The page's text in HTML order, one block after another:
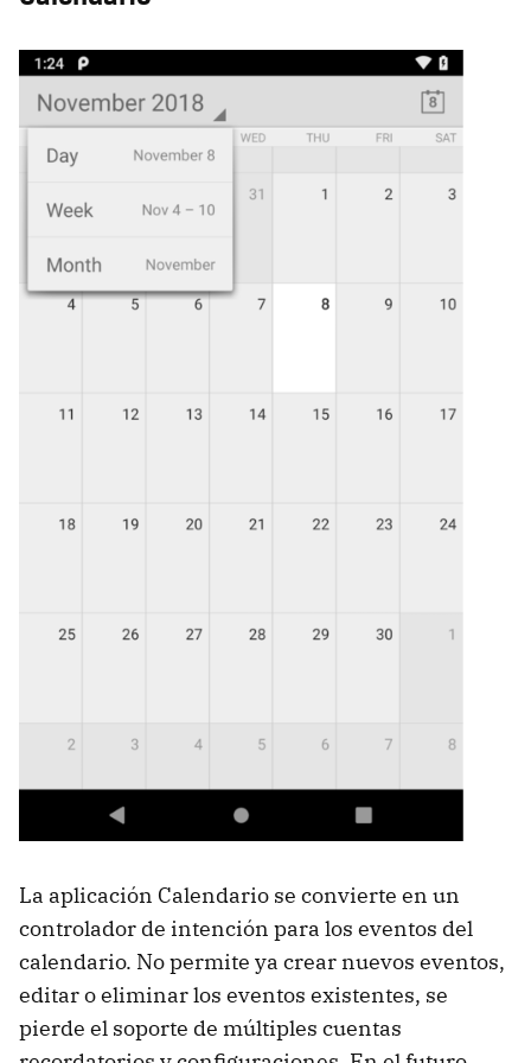
La aplicación Calendario se convierte en un
controlador de intención para los eventos del
calendario. No permite ya crear nuevos eventos,
editar o eliminar los eventos existentes, se
pierde el soporte de múltiples cuentas